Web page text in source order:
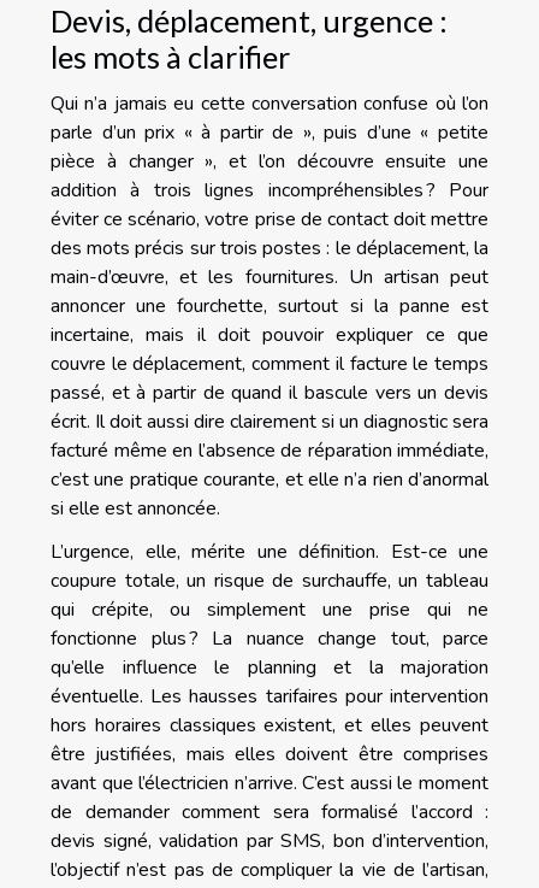
Devis, déplacement, urgence :
les mots à clarifier
Qui n’a jamais eu cette conversation confuse où l’on
parle d’un prix « à partir de », puis d’une « petite
pièce à changer », et l’on découvre ensuite une
addition à trois lignes incompréhensibles ? Pour
éviter ce scénario, votre prise de contact doit mettre
des mots précis sur trois postes : le déplacement, la
main-d’œuvre, et les fournitures. Un artisan peut
annoncer une fourchette, surtout si la panne est
incertaine, mais il doit pouvoir expliquer ce que
couvre le déplacement, comment il facture le temps
passé, et à partir de quand il bascule vers un devis
écrit. Il doit aussi dire clairement si un diagnostic sera
facturé même en l’absence de réparation immédiate,
c’est une pratique courante, et elle n’a rien d’anormal
si elle est annoncée.
L’urgence, elle, mérite une définition. Est-ce une
coupure totale, un risque de surchauffe, un tableau
qui crépite, ou simplement une prise qui ne
fonctionne plus ? La nuance change tout, parce
qu’elle influence le planning et la majoration
éventuelle. Les hausses tarifaires pour intervention
hors horaires classiques existent, et elles peuvent
être justifiées, mais elles doivent être comprises
avant que l’électricien n’arrive. C’est aussi le moment
de demander comment sera formalisé l’accord :
devis signé, validation par SMS, bon d’intervention,
l’objectif n’est pas de compliquer la vie de l’artisan,